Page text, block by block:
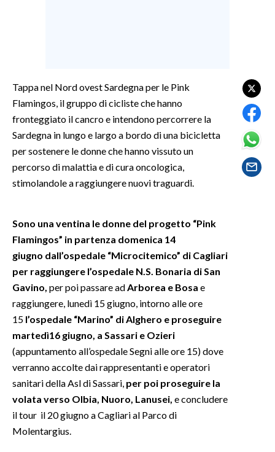
SPETTACOLI
SALUTE
SARDEGNA TURISMO
NOTIZIE
EVENTI
#CARAUNIONE
3 MINUTI CON
INSULARITÀ
INFO AZIENDE
ANNUNCI
NECROLOGI
PUBBLICITÀ
Tappa nel Nord ovest Sardegna per le Pink
Flamingos, il gruppo di cicliste che hanno
fronteggiato il cancro e intendono percorrere la
Sardegna in lungo e largo a bordo di una bicicletta
per sostenere le donne che hanno vissuto un
percorso di malattia e di cura oncologica,
stimolandole a raggiungere nuovi traguardi.
Sono una ventina le donne del progetto “Pink
Flamingos” in partenza domenica 14
giugno dall’ospedale “Microcitemico” di Cagliari
per raggiungere l’ospedale N.S. Bonaria di San
Gavino, per poi passare ad Arborea e Bosa e
raggiungere, lunedì 15 giugno, intorno alle ore
15 l’ospedale “Marino” di Alghero e proseguire
martedì16 giugno, a Sassari e Ozieri
(appuntamento all’ospedale Segni alle ore 15) dove
verranno accolte dai rappresentanti e operatori
sanitari della Asl di Sassari, per poi proseguire la
volata verso Olbia, Nuoro, Lanusei, e concludere
il tour il 20 giugno a Cagliari al Parco di
Molentargius.